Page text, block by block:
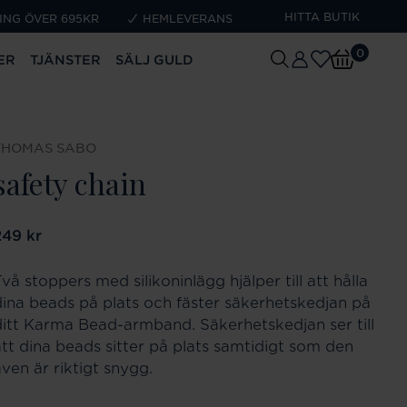
ÖVER 695KR HEMLEVERANS HITTA BUTIK
TJÄNSTER SÄLJ GULD 0
SABO
chain
:249 kr
kr
stoppers med silikoninlägg hjälper till att hålla
beads på plats och fäster säkerhetskedjan på
Karma Bead-armband. Säkerhetskedjan ser till
dina beads sitter på plats samtidigt som den
är riktigt snygg.